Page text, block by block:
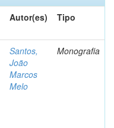
Autor(es) Tipo
Santos,
João
Marcos
Melo
Monografia